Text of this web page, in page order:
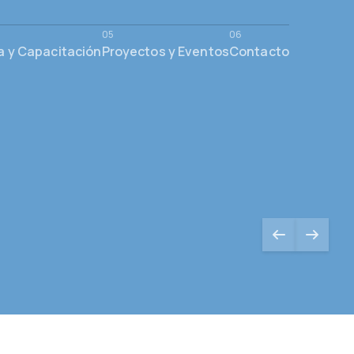
y CapacitaciónProyectos y EventosContacto